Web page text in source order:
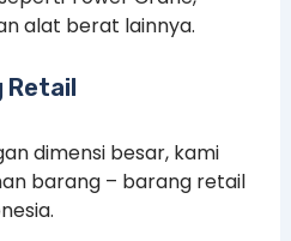
alat berat lainnya.
Retail
dimensi besar, kami
barang – barang retail